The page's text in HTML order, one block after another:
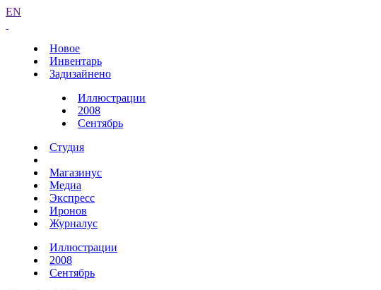
EN
Новое
Инвентарь
Задизайнено
Иллюстрации
2008
Сентябрь
Студия
Магазинус
Медиа
Экспресс
Иронов
Журналус
Иллюстрации
2008
Сентябрь